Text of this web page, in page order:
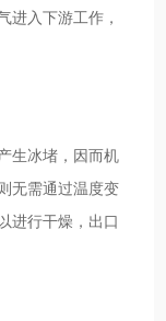
进入下游工作，
生冰堵，因而机
无需通过温度变
进行干燥，出口